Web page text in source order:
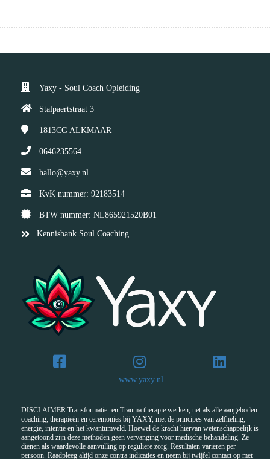
Yaxy - Soul Coach Opleiding
Stalpaertstraat 3
1813CG ALKMAAR
0646235564
hallo@yaxy.nl
KvK nummer: 92183514
BTW nummer: NL865921520B01
Kennisbank Soul Coaching
www.yaxy.nl
DISCLAIMER Transformatie- en Trauma therapie werken, net als alle aangeboden
coaching, therapieën en ceremonies bij YAXY, met de principes van zelfheling,
energie, intentie en het kwantumveld. Hoewel de kracht hiervan wetenschappelijk is
aangetoond zijn deze methoden geen vervanging voor medische behandeling. Ze
dienen als waardevolle aanvulling op reguliere zorg. Resultaten variëren per
persoon. Raadpleeg altijd onze contra indicaties en neem bij twijfel contact op met